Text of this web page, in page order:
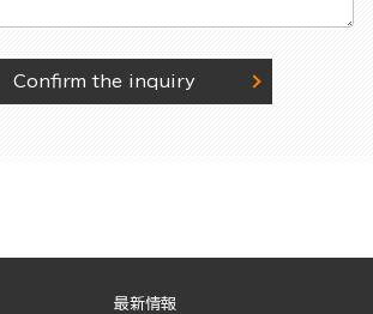
Confirm the inquiry
最新情報